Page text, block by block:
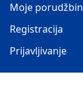
Moje
Registracija
Prijavljivanje